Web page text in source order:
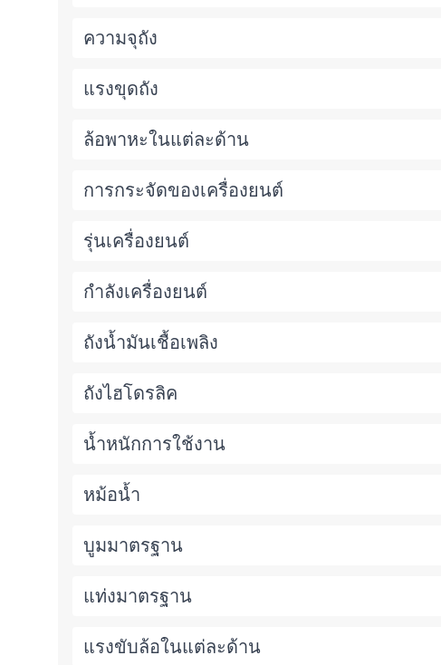
ความจุถัง
แรงขุดถัง
ล้อพาหะในแต่ละด้าน
การกระจัดของเครื่องยนต์
รุ่นเครื่องยนต์
กำลังเครื่องยนต์
ถังน้ำมันเชื้อเพลิง
ถังไฮโดรลิค
น้ำหนักการใช้งาน
หม้อน้ำ
บูมมาตรฐาน
แท่งมาตรฐาน
แรงขับล้อในแต่ละด้าน